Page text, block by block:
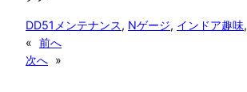
DD51メンテナンス, Nゲージ, インドア趣味,
« 前へ
次へ »